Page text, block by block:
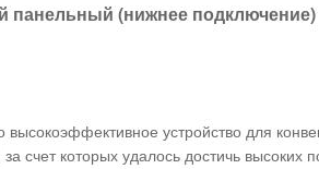
панельный (нижнее подключение)
высокоэффективное устройство для
счет которых удалось достичь высоких